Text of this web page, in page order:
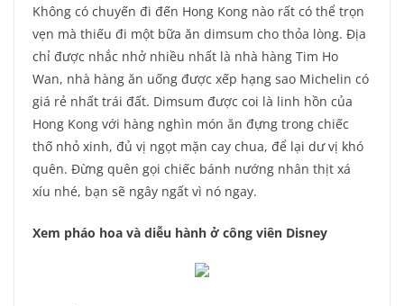
Không có chuyến đi đến Hong Kong nào rất có thể trọn
vẹn mà thiếu đi một bữa ăn dimsum cho thỏa lòng. Địa
chỉ được nhắc nhở nhiều nhất là nhà hàng Tim Ho
Wan, nhà hàng ăn uống được xếp hạng sao Michelin có
giá rẻ nhất trái đất. Dimsum được coi là linh hồn của
Hong Kong với hàng nghìn món ăn đựng trong chiếc
thố nhỏ xinh, đủ vị ngọt mặn cay chua, để lại dư vị khó
quên. Đừng quên gọi chiếc bánh nướng nhân thịt xá
xíu nhé, bạn sẽ ngây ngất vì nó ngay.
Xem pháo hoa và diễu hành ở công viên Disney